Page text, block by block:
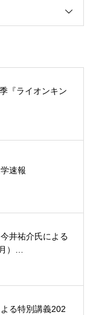
『ライオンキン
速報
井祐介氏による
）…
る特別講義202